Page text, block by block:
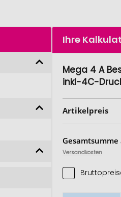
Ihre
Mega 4 A
inkl-4C-
Artikelpreis
Gesamtsumme
Versandkosten